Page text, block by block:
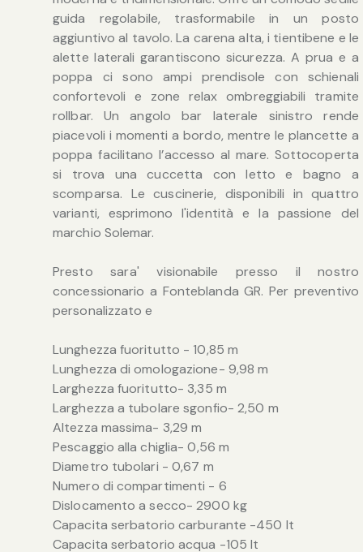
guida regolabile, trasformabile in un posto
aggiuntivo al tavolo. La carena alta, i tientibene e le
alette laterali garantiscono sicurezza. A prua e a
poppa ci sono ampi prendisole con schienali
confortevoli e zone relax ombreggiabili tramite
rollbar. Un angolo bar laterale sinistro rende
piacevoli i momenti a bordo, mentre le plancette a
poppa facilitano l’accesso al mare. Sottocoperta
si trova una cuccetta con letto e bagno a
scomparsa. Le cuscinerie, disponibili in quattro
varianti, esprimono l'identità e la passione del
marchio Solemar.
Presto sara' visionabile presso il nostro
concessionario a Fonteblanda GR. Per preventivo
personalizzato e
Lunghezza fuoritutto - 10,85 m
Lunghezza di omologazione- 9,98 m
Larghezza fuoritutto- 3,35 m
Larghezza a tubolare sgonfio- 2,50 m
Altezza massima- 3,29 m
Pescaggio alla chiglia- 0,56 m
Diametro tubolari - 0,67 m
Numero di compartimenti - 6
Dislocamento a secco- 2900 kg
Capacita serbatorio carburante -450 lt
Capacita serbatorio acqua -105 lt